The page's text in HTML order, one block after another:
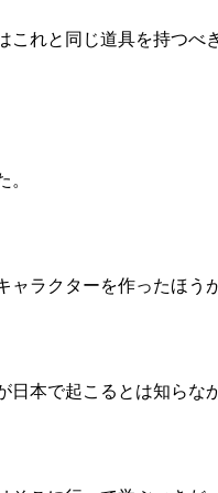
これと同じ道具を持つべ
。
ャラクターを作ったほう
日本で起こるとは知らな